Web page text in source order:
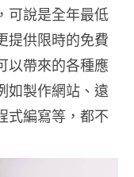
可說是全年最低
提供限時的免費
以帶來的各種應
如製作網站、遠
式編寫等，都不